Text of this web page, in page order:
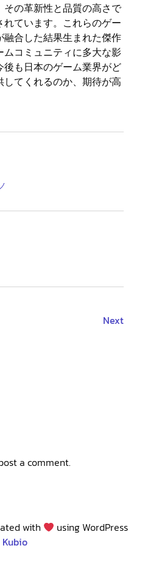
の革新性と品質の高さで
ています。これらのゲー
合した結果生まれた傑作
コミュニティに多大な影
も日本のゲーム業界がど
てくれるのか、期待が高
Next
a comment.
with
using WordPress
Kubio